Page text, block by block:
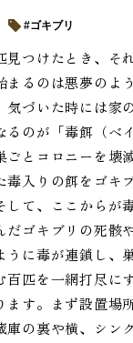
ゴキブリ
見つけたとき、そ
まるのは悪夢のよ
気づいた時には家
るのが「毒餌（ベ
ごとコロニーを壊
毒入りの餌をゴキ
して、ここからが
だゴキブリの死骸
うに毒が連鎖し
百匹を一網打尽に
ます。まず設置場
庫の裏や横、シン